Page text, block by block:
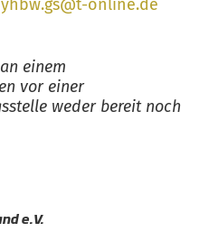
online.de
einem
vor einer
weder bereit noch
e.V.